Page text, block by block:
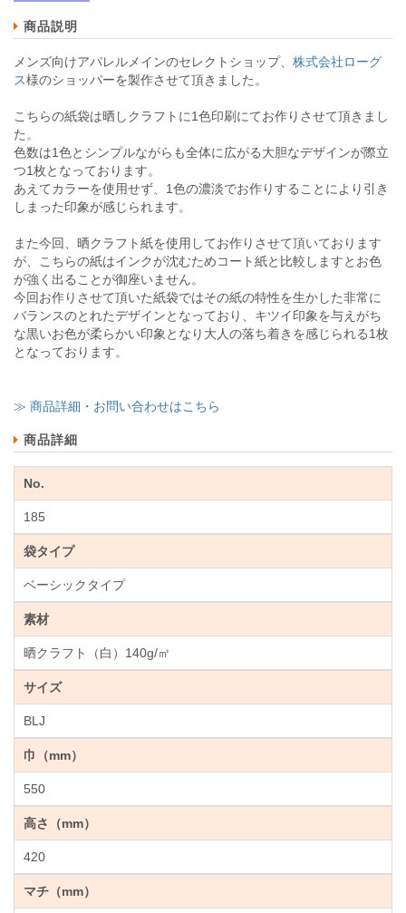
商品説明
メンズ向けアパレルメインのセレクトショップ、 株式会社ローグ
ス様のショッパーを製作させて頂きました。
こちらの紙袋は晒しクラフトに1色印刷にてお作りさせて頂きまし
た。
色数は1色とシンプルながらも全体に広がる大胆なデザインが際立
つ1枚となっております。
あえてカラーを使用せず、1色の濃淡でお作りすることにより引き
しまった印象が感じられます。
また今回、晒クラフト紙を使用してお作りさせて頂いております
が、こちらの紙はインクが沈むためコート紙と比較しますとお色
が強く出ることが御座いません。
今回お作りさせて頂いた紙袋ではその紙の特性を生かした非常に
バランスのとれたデザインとなっており、キツイ印象を与えがち
な黒いお色が柔らかい印象となり大人の落ち着きを感じられる1枚
となっております。
≫ 商品詳細・お問い合わせはこちら
商品詳細
No.
185
袋タイプ
ベーシックタイプ
素材
晒クラフト（白）140g/㎡
サイズ
BLJ
巾（mm）
550
高さ（mm）
420
マチ（mm）